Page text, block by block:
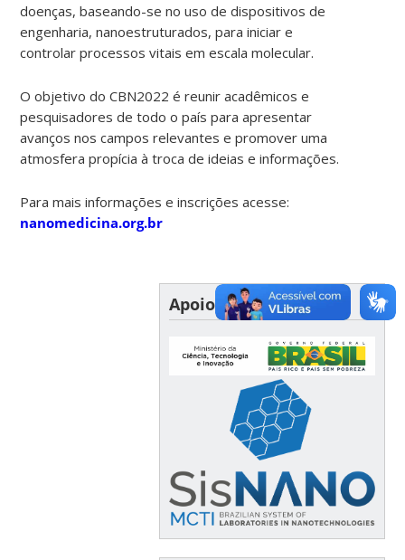
doenças, baseando-se no uso de dispositivos de
engenharia, nanoestruturados, para iniciar e
controlar processos vitais em escala molecular.
O objetivo do CBN2022 é reunir acadêmicos e
pesquisadores de todo o país para apresentar
avanços nos campos relevantes e promover uma
atmosfera propícia à troca de ideias e informações.
Para mais informações e inscrições acesse:
nanomedicina.org.br
Apoio Financeiro